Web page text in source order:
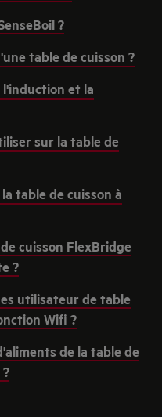
?
table de cuisson ?
et la
sur la table de
table de cuisson à
cuisson FlexBridge
?
utilisateur de table
Wifi ?
de la table de